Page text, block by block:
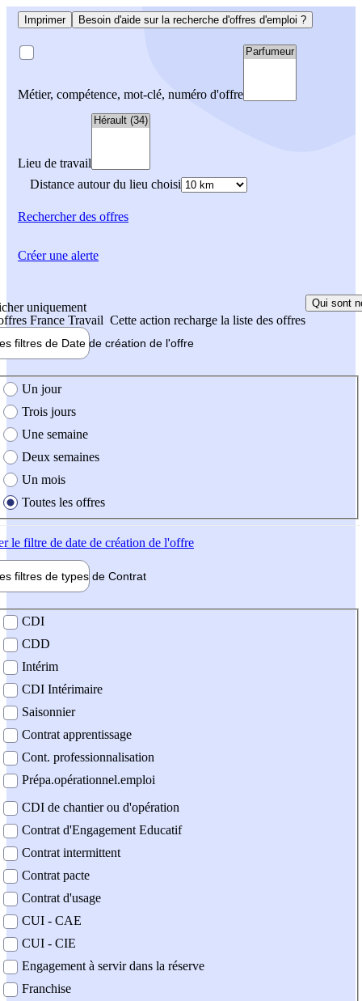
Imprimer Besoin d'aide sur la recherche d'offres d'emploi ?
Métier, compétence, mot-clé, numéro d'offre
Lieu de travail
Distance autour du lieu choisi
Rechercherdes offres
uniquement
France Travail Cette action recharge la liste des offres
Qui sont
filtres de Date de création de l'offre
création de l'offre
Un jour
Trois jours
Une semaine
Deux semaines
Un mois
Toutes les offres
le filtre de date de création de l'offre
filtres de types de Contrat
contrat
CDI
CDD
Intérim
CDI Intérimaire
Saisonnier
Contrat apprentissage
Cont. professionnalisation
Prépa.opérationnel.emploi
CDI de chantier ou d'opération
Contrat d'Engagement Educatif
Contrat intermittent
Contrat pacte
Contrat d'usage
CUI - CAE
CUI - CIE
Engagement à servir dans la réserve
Franchise
Créer une alerte